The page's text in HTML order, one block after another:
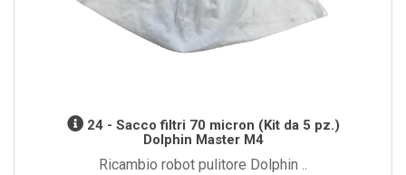
24 - Sacco filtri 70 micron (Kit da 5 pz.)
Dolphin Master M4
Ricambio robot pulitore Dolphin ..